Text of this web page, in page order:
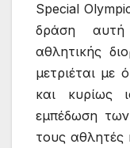
Special
δράση
αθλητικής
μετριέται με
και κυρίως
εμπέδωση
τους αθλητές